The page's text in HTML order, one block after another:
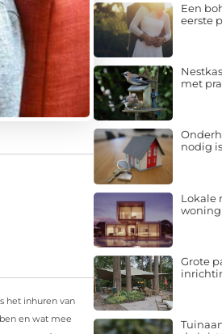
het inhuren van
en wat mee
Een
eerste
met
nodig is
Lokale
Grote